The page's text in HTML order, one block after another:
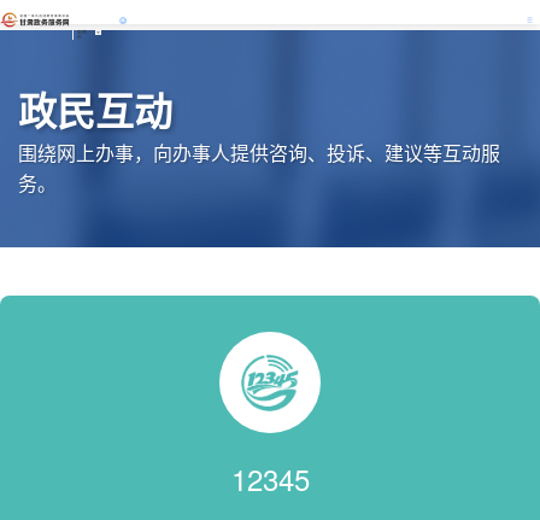
定西
市
政民互动
围绕网上办事，向办事人提供咨询、投诉、建议等互动服
务。
12345